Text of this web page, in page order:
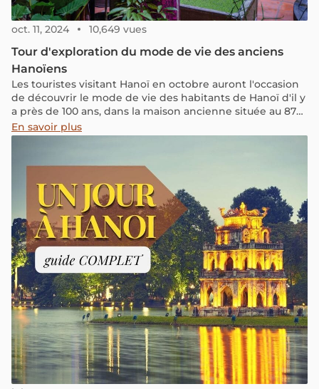
oct. 11, 2024 10,649 vues
Tour d'exploration du mode de vie des anciens
Hanoïens
Les touristes visitant Hanoï en octobre auront l'occasion
de découvrir le mode de vie des habitants de Hanoï d'il y
a près de 100 ans, dans la maison ancienne située au 87
rue Ma May, Hanoï à travers le circuit-spectacle "Chuyen
pho Hang".
En savoir plus